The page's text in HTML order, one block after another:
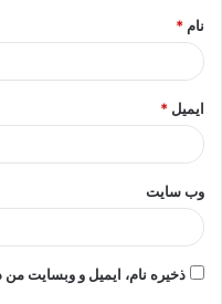
نام *
ایمیل *
وب‌ سایت
ذخیره نام، ایمیل و وبسایت من